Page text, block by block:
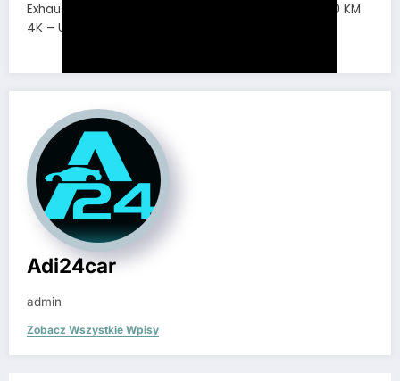
Exhaust system by ATH. Mazda 3 MPS BL 2011 2.3 260 KM
4K – UHD
Adi24car
admin
Zobacz Wszystkie Wpisy